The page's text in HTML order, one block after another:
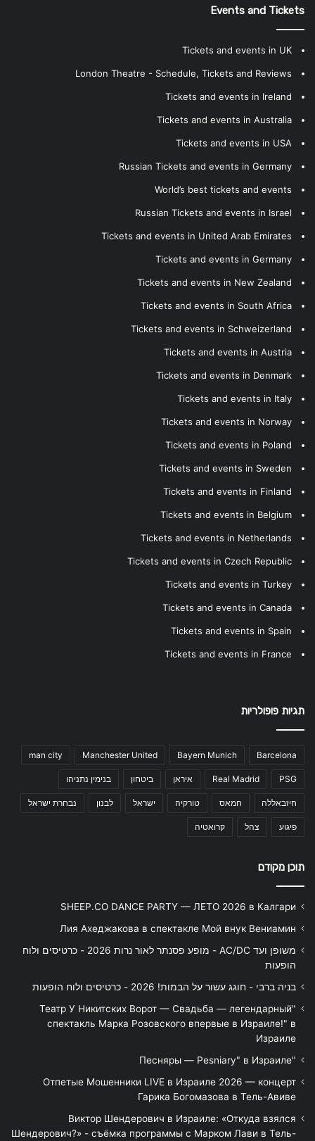
Events and Tickets
Tickets and events in UK
London Theatre - Schedule, Tickets and Reviews
Tickets and events in Ireland
Tickets and events in Australia
Tickets and events in USA
Russian Tickets and events in Germany
World’s best tickets and events
Russian Tickets and events in Israel
Tickets and events in United Arab Emirates
Tickets and events in Germany
Tickets and events in New Zealand
Tickets and events in South Africa
Tickets and events in Schweizerland
Tickets and events in Austria
Tickets and events in Denmark
Tickets and events in Italy
Tickets and events in Norway
Tickets and events in Poland
Tickets and events in Sweden
Tickets and events in Finland
Tickets and events in Belgium
Tickets and events in Netherlands
Tickets and events in Czech Republic
Tickets and events in Turkey
Tickets and events in Canada
Tickets and events in Spain
Tickets and events in France
תגיות פופולריות
Barcelona
Bayern Munich
Manchester United
man city
PSG
Real Madrid איראן ביטחון בנימין נתניהו
חיזבאללה חמאס טורקיה ישראל לבנון נבחרת ישראל
פיגוע צהל קרואטיה
תוכן מקודם
SHEEP.CO DANCE PARTY — ЛЕТО 2026 в Калгари
Лия Ахеджакова в спектакле Мой внук Вениамин
משופן ועד AC/DC - מופע פסנתר לאור נרות 2026 - כרטיסים ולוח
הופעות
בניה ברבי - חוגג עשור על הבמות! 2026 - כרטיסים ולוח הופעות
"Театр У Никитских Ворот — Свадьба — легендарный
спектакль Марка Розовского впервые в Израиле!" в
Израиле
"Песняры — Pesniary" в Израиле
Отпетые Мошенники LIVE в Израиле 2026 — концерт
Гарика Богомазова в Тель-Авиве
Виктор Шендерович в Израиле: «Откуда взялся
Шендерович?» - съёмка программы с Марком Лави в Тель-